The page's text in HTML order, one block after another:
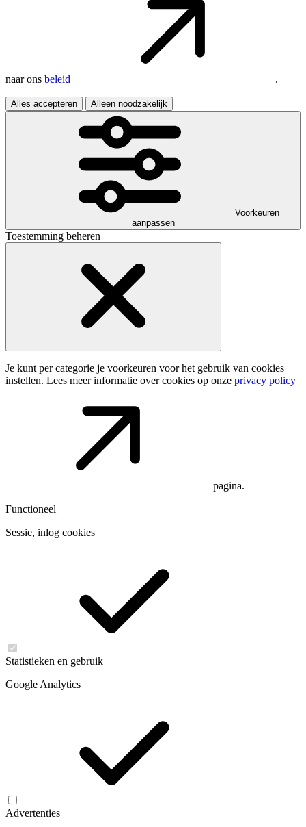
naar ons beleid .
Alles accepteren Alleen noodzakelijk
Voorkeuren
aanpassen
Toestemming beheren
Je kunt per categorie je voorkeuren voor het gebruik van cookies
instellen. Lees meer informatie over cookies op onze privacy policy
pagina.
Functioneel
Sessie, inlog cookies
Statistieken en gebruik
Google Analytics
Advertenties